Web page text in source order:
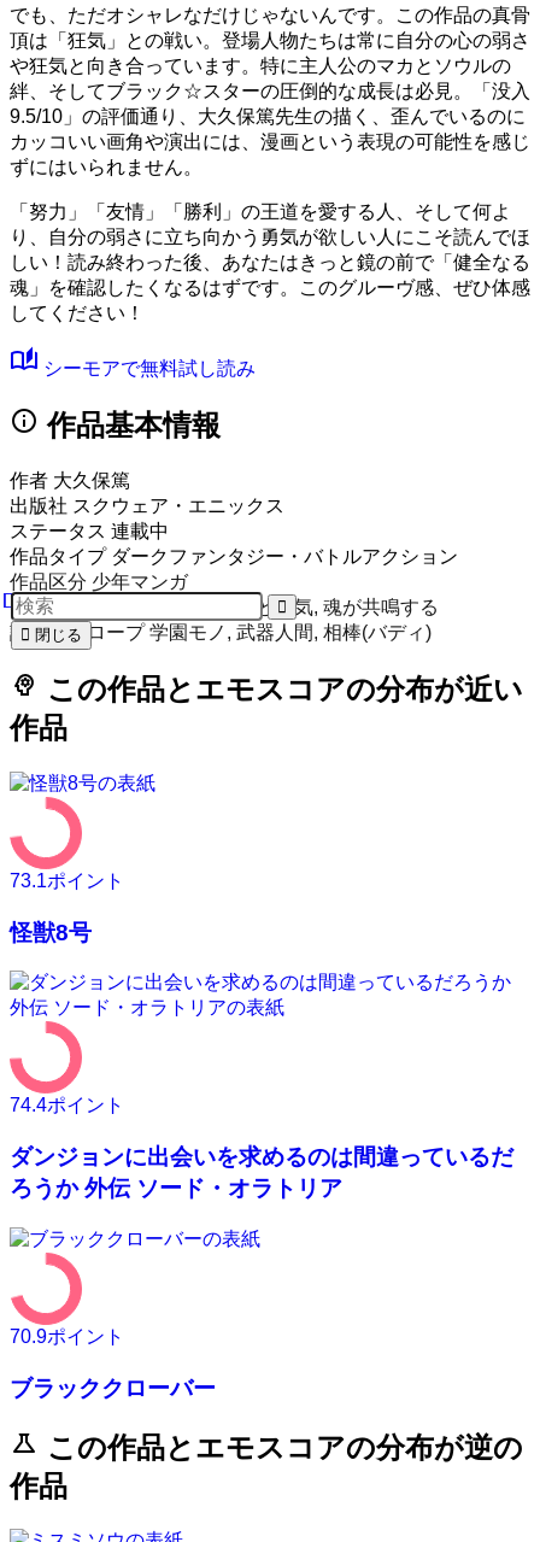
でも、ただオシャレなだけじゃないんです。この作品の真骨
頂は「狂気」との戦い。登場人物たちは常に自分の心の弱さ
や狂気と向き合っています。特に主人公のマカとソウルの
絆、そしてブラック☆スターの圧倒的な成長は必見。
「没入
9.5/10」 の評価通り、大久保篤先生の描く、歪んでいるのに
カッコいい画角や演出には、漫画という表現の可能性を感じ
ずにはいられません。
「努力」「友情」「勝利」の王道を愛する人、そして何よ
り、自分の弱さに立ち向かう勇気が欲しい人にこそ読んでほ
しい！読み終わった後、あなたはきっと鏡の前で「健全なる
魂」を確認したくなるはずです。このグルーヴ感、ぜひ体感
してください！
auto_stories シーモアで無料試し読み
info 作品基本情報
作者 大久保篤
出版社 スクウェア・エニックス
ステータス 連載中
作品タイプ ダークファンタジー・バトルアクション
作品区分 少年マンガ
ムード
スタイリッシュ, 狂気と勇気, 魂が共鳴する
設定・トロープ 学園モノ, 武器人間, 相棒(バディ)
psychology この作品とエモスコアの分布が近い
作品
73.1ポイント
怪獣8号
74.4ポイント
ダンジョンに出会いを求めるのは間違っているだ
ろうか 外伝 ソード・オラトリア
70.9ポイント
ブラッククローバー
science この作品とエモスコアの分布が逆の
作品
閉じる